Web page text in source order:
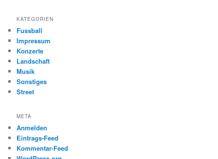
KATEGORIEN
Fussball
Impressum
Konzerte
Landschaft
Musik
Sonstiges
Street
META
Anmelden
Eintrags-Feed
Kommentar-Feed